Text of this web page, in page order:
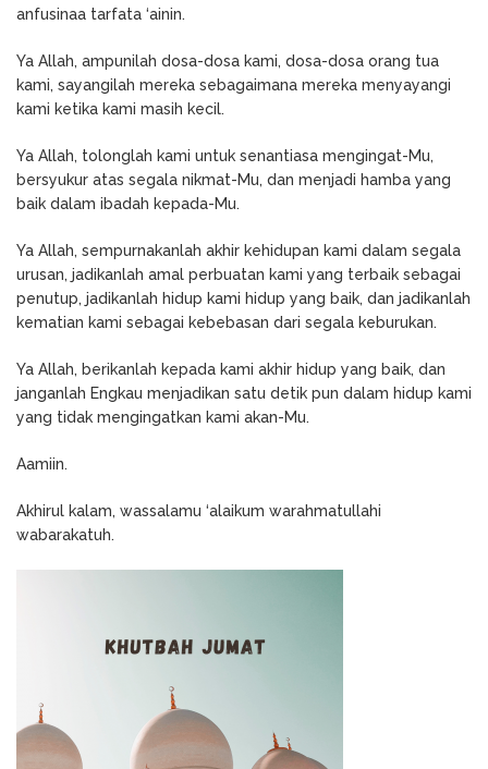
anfusinaa tarfata ‘ainin.
Ya Allah, ampunilah dosa-dosa kami, dosa-dosa orang tua
kami, sayangilah mereka sebagaimana mereka menyayangi
kami ketika kami masih kecil.
Ya Allah, tolonglah kami untuk senantiasa mengingat-Mu,
bersyukur atas segala nikmat-Mu, dan menjadi hamba yang
baik dalam ibadah kepada-Mu.
Ya Allah, sempurnakanlah akhir kehidupan kami dalam segala
urusan, jadikanlah amal perbuatan kami yang terbaik sebagai
penutup, jadikanlah hidup kami hidup yang baik, dan jadikanlah
kematian kami sebagai kebebasan dari segala keburukan.
Ya Allah, berikanlah kepada kami akhir hidup yang baik, dan
janganlah Engkau menjadikan satu detik pun dalam hidup kami
yang tidak mengingatkan kami akan-Mu.
Aamiin.
Akhirul kalam, wassalamu ‘alaikum warahmatullahi
wabarakatuh.